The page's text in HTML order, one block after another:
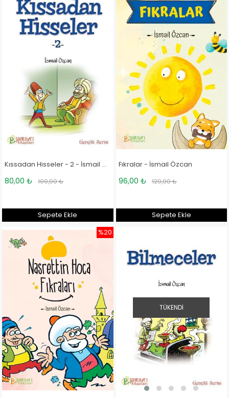
Kıssadan Hisseler - 2 - İsmail Özcan
80,00 ₺ 100,00 ₺
Sepete Ekle
Fıkralar - İsmail Özcan
96,00 ₺ 120,00 ₺
Sepete Ekle
%20
TÜKENDI